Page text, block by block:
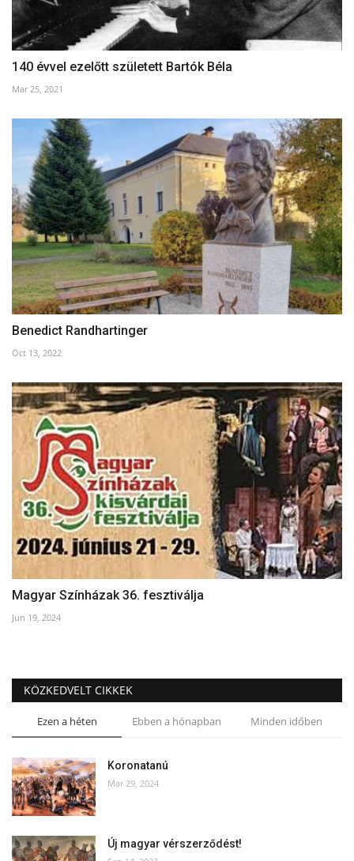
140 évvel ezelőtt született Bartók Béla
Mar 25, 2021
Benedict Randhartinger
Oct 13, 2022
Magyar Színházak 36. fesztiválja
Jun 19, 2024
KÖZKEDVELT CIKKEK
Ezen a héten Ebben a hónapban Minden időben
Koronatanú
Mar 29, 2024
Új magyar vérszerződést!